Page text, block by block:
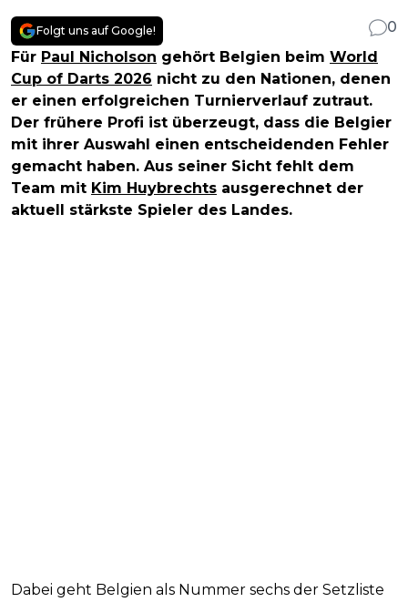
Folgt uns auf Google!
0
Für Paul Nicholson gehört Belgien beim World
Cup of Darts 2026 nicht zu den Nationen, denen
er einen erfolgreichen Turnierverlauf zutraut.
Der frühere Profi ist überzeugt, dass die Belgier
mit ihrer Auswahl einen entscheidenden Fehler
gemacht haben. Aus seiner Sicht fehlt dem
Team mit Kim Huybrechts ausgerechnet der
aktuell stärkste Spieler des Landes.
Dabei geht Belgien als Nummer sechs der Setzliste